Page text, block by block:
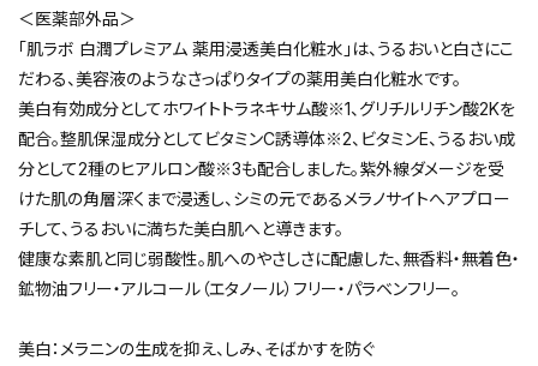
＜医薬部外品＞
「肌ラボ 白潤プレミアム 薬用浸透美白化粧水」は、うるおいと白さにこ
だわる、美容液のようなさっぱりタイプの薬用美白化粧水です。
美白有効成分としてホワイトトラネキサム酸※1、グリチルリチン酸2Kを
配合。整肌保湿成分としてビタミンC誘導体※2、ビタミンE、うるおい成
分として2種のヒアルロン酸※3も配合しました。紫外線ダメージを受
けた肌の角層深くまで浸透し、シミの元であるメラノサイトへアプロー
チして、うるおいに満ちた美白肌へと導きます。
健康な素肌と同じ弱酸性。肌へのやさしさに配慮した、無香料・無着色・
鉱物油フリー・アルコール（エタノール）フリー・パラベンフリー。
美白：メラニンの生成を抑え、しみ、そばかすを防ぐ